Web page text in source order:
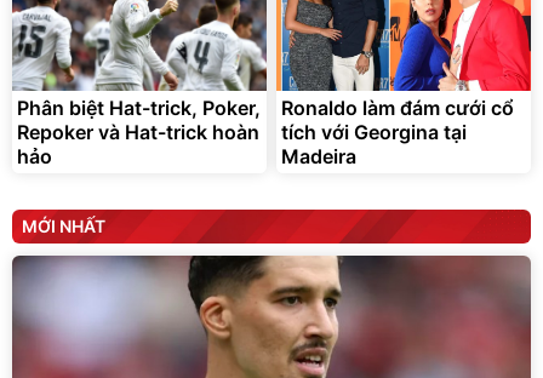
Phân biệt Hat-trick, Poker,
Repoker và Hat-trick hoàn
hảo
Ronaldo làm đám cưới cổ
tích với Georgina tại
Madeira
MỚI NHẤT